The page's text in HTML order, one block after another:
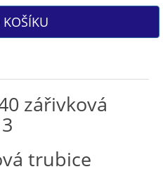
zářivková
trubice